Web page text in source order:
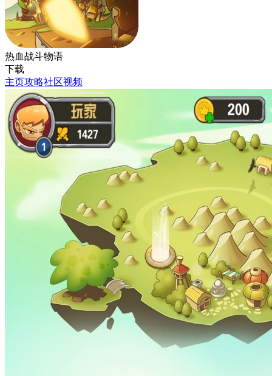
热血战斗物语
下载
主页攻略社区视频